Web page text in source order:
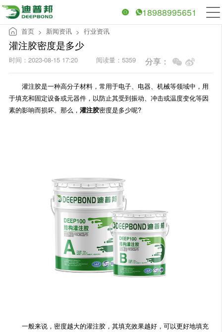
18988995651
首页 > 新闻资讯 >行业资讯
灌注胶密度是多少
时间：2023-08-15 17:20 阅读量：5359 分享：
灌注胶是一种高分子材料，常用于电子、电器、机械等领域中，用
于填充和固定设备或元器件，以防止其受到振动、冲击或温度变化等因
素的影响而损坏。那么， 灌注胶密度是多少呢?
一般来说，密度越大的灌注胶，其填充效果越好，可以更好地填充